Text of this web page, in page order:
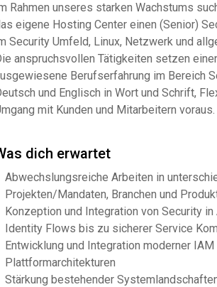
Rahmen unseres starken Wachstums
eigene Hosting Center einen (Senior)
Security Umfeld, Linux, Netzwerk und
anspruchsvollen Tätigkeiten setzen
Berufserfahrung im Bereich
und Englisch in Wort und Schrift,
mit Kunden und Mitarbeitern voraus.
dich erwartet
Abwechslungsreiche Arbeiten in
Projekten/Mandaten, Branchen und
Konzeption und Integration von Security
Identity Flows bis zu sicherer Service
Entwicklung und Integration moderner
Plattformarchitekturen
Stärkung bestehender